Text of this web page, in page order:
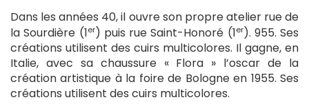
Dans les années 40, il ouvre son propre atelier rue de
la Sourdière (1er) puis rue Saint-Honoré (1er). 955. Ses
créations utilisent des cuirs multicolores. Il gagne, en
Italie, avec sa chaussure « Flora » l’oscar de la
création artistique à la foire de Bologne en 1955. Ses
créations utilisent des cuirs multicolores.